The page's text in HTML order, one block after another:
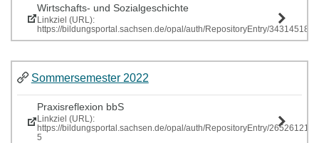
Wirtschafts- und Sozialgeschichte
Linkziel (URL):
https://bildungsportal.sachsen.de/opal/auth/RepositoryEntry/
Sommersemester 2022
Praxisreflexion bbS
Linkziel (URL):
https://bildungsportal.sachsen.de/opal/auth/RepositoryEntry/
5